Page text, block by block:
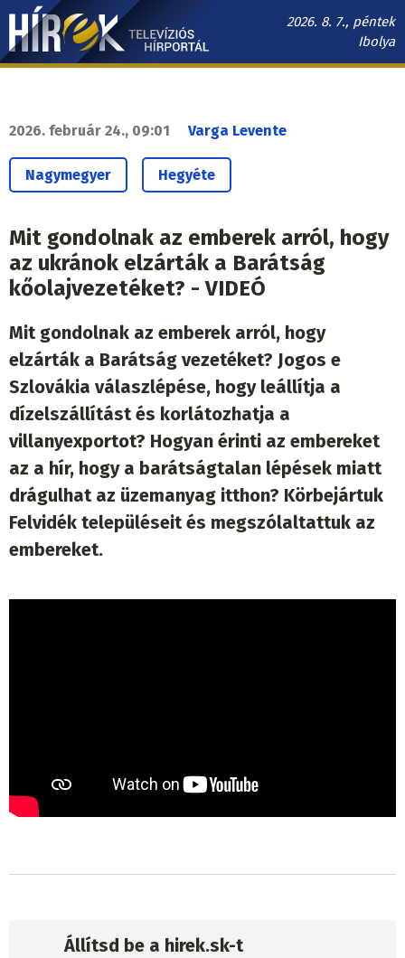
Ugrás
tartalomra
2026. 8. 7., péntek
Ibolya
Hírek.sk
2026. február 24., 09:01 Varga Levente
Nagymegyer Hegyéte
Mit gondolnak az emberek arról, hogy
az ukránok elzárták a Barátság
kőolajvezetéket? - VIDEÓ
Mit gondolnak az emberek arról, hogy
elzárták a Barátság vezetéket? Jogos e
Szlovákia válaszlépése, hogy leállítja a
dízelszállítást és korlátozhatja a
villanyexportot? Hogyan érinti az embereket
az a hír, hogy a barátságtalan lépések miatt
drágulhat az üzemanyag itthon? Körbejártuk
Felvidék településeit és megszólaltattuk az
embereket.
Állítsd be a hirek.sk-t